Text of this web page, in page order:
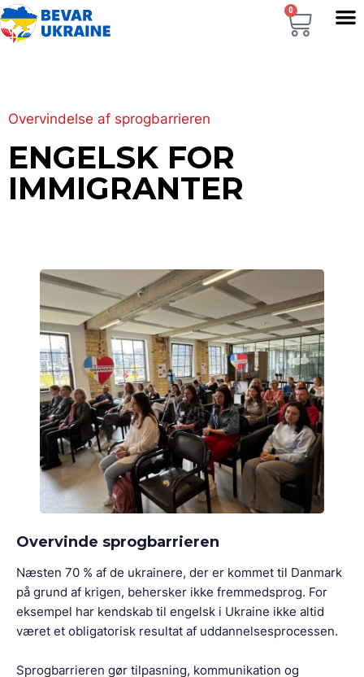
0
Overvindelse af sprogbarrieren
ENGELSK FOR
IMMIGRANTER
Overvinde sprogbarrieren
Næsten 70 % af de ukrainere, der er kommet til Danmark
på grund af krigen, behersker ikke fremmedsprog. For
eksempel har kendskab til engelsk i Ukraine ikke altid
været et obligatorisk resultat af uddannelsesprocessen.
Sprogbarrieren gør tilpasning, kommunikation og